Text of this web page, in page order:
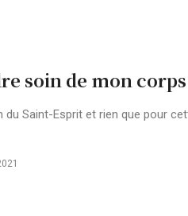
soin de mon corps
du Saint-Esprit et rien que pour